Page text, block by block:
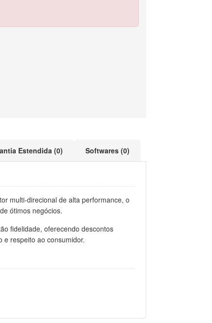
Estendida (0) Softwares (0)
multi-direcional de alta performance, o
ótimos negócios.
fidelidade, oferecendo descontos
e respeito ao consumidor.